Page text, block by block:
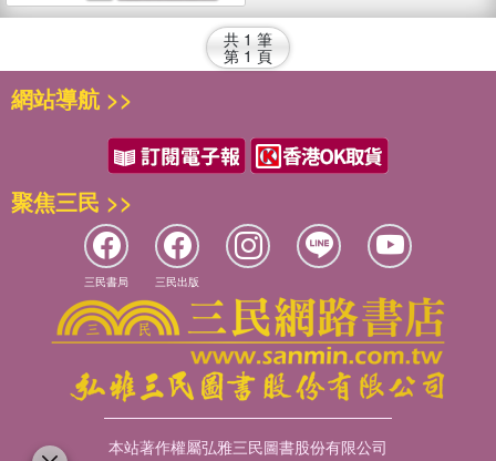
共 1 筆
第 1 頁
網站導航 >>
聚焦三民 >>
三民書局 三民出版
本站著作權屬弘雅三民圖書股份有限公司